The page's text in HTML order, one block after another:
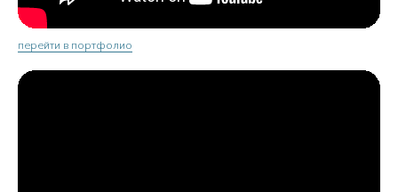
перейти в портфолио